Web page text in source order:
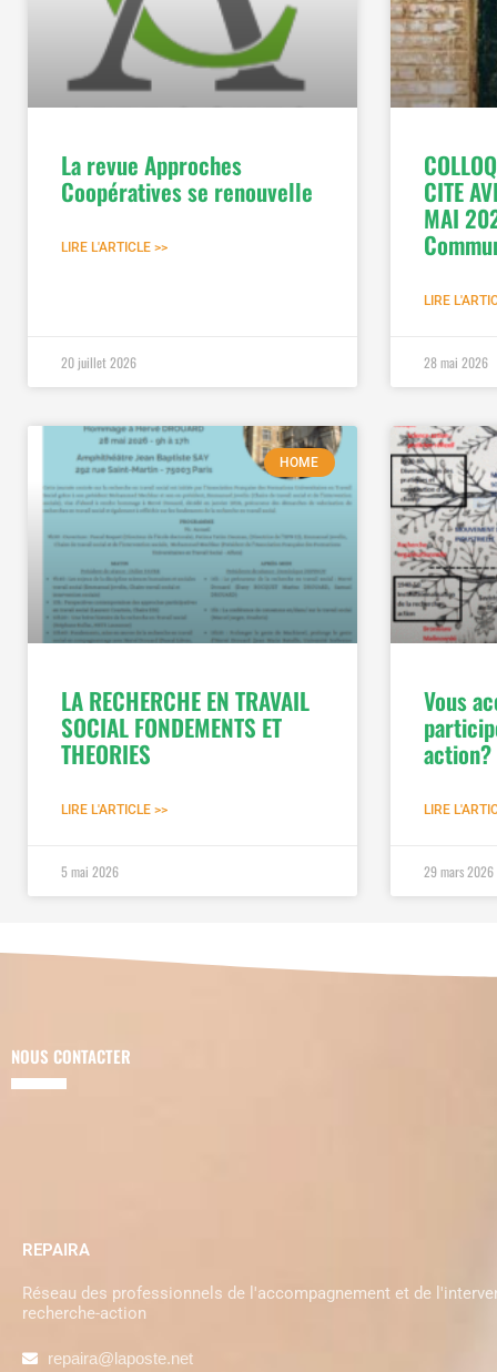
La revue Approches
Coopératives se renouvelle
LIRE L'ARTICLE >>
20 juillet 2026
CITE
MAI
LIRE
28 mai 2026
HOME
LA RECHERCHE EN TRAVAIL
SOCIAL FONDEMENTS ET
THEORIES
LIRE L'ARTICLE >>
5 mai 2026
Vous
action?
LIRE
29 mars 2026
NOUS CONTACTER
REPAIRA
Réseau des professionnels de l'accompagnement et de
recherche-action
repaira@laposte.net